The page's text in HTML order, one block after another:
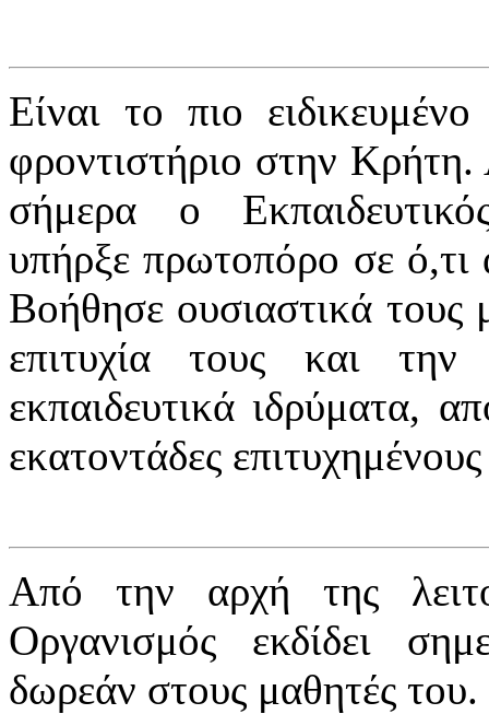
Είναι το πιο
φροντιστήριο στην Κρήτη.
σήμερα ο
υπήρξε πρωτοπόρο σε ό,τι
Βοήθησε ουσιαστικά τους
επιτυχία τους και
εκπαιδευτικά ιδρύματα,
εκατοντάδες
Από την αρχή της
Οργανισμός εκδίδει
δωρεάν στους μαθητές του.